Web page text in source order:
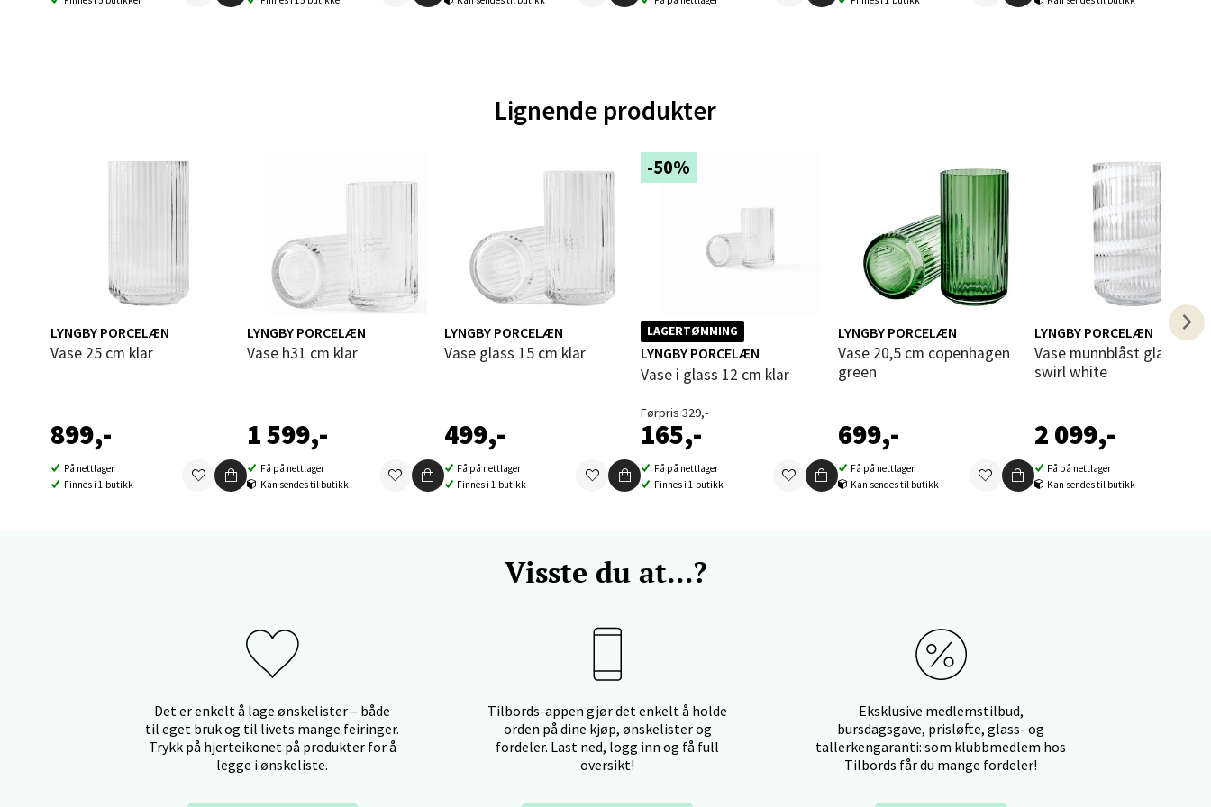
Lignende produkter
LYNGBY PORCELÆN
Vase 25 cm klar
899,-
På nettlager
Finnes i 1 butikk
LYNGBY PORCELÆN
Vase h31 cm klar
1 599,-
Få på nettlager
Kan sendes til butikk
LYNGBY PORCELÆN
Vase glass 15 cm klar
499,-
Få på nettlager
Finnes i 1 butikk
-50%
LAGERTØMMING
LYNGBY PORCELÆN
Vase i glass 12 cm klar
Førpris 329,-
165,-
Få på nettlager
Finnes i 1 butikk
LYNGBY PORCELÆN
Vase 20,5 cm copenhagen
green
699,-
Få på nettlager
Kan sendes til butikk
LYNGBY PORCELÆN
Vase munnblåst glass 25 cm
swirl white
2 099,-
Få på nettlager
Kan sendes til butikk
Visste du at...?
Det er enkelt å lage ønskelister – både
til eget bruk og til livets mange feiringer.
Trykk på hjerteikonet på produkter for å
legge i ønskeliste.
Tilbords-appen gjør det enkelt å holde
orden på dine kjøp, ønskelister og
fordeler. Last ned, logg inn og få full
oversikt!
Eksklusive medlemstilbud,
bursdagsgave, prisløfte, glass- og
tallerkengaranti: som klubbmedlem hos
Tilbords får du mange fordeler!
Folke Bernadottes vei 52, 5147 Fyllingsdalen
Oppdal - Aunasenteret
Aunasenteret, Sunndalsvegen 3, 7340 Oppdal
Åpent i dag 10-19
Orkanger - Thon Senter Orkanger
Sandvika - Thon Senter Sandvika
0 i butikk